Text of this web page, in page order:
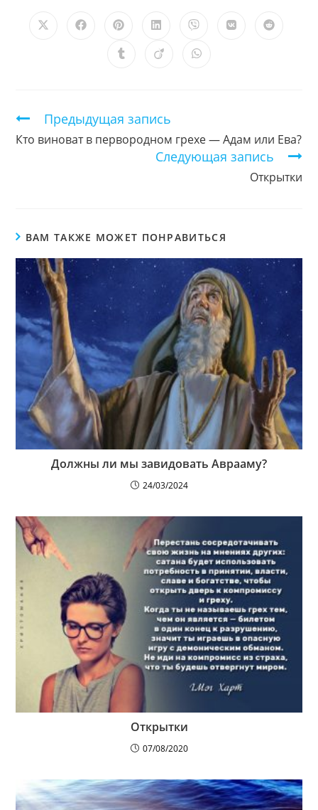
Открывается
Открывается
новом
Открывается
в
новом
Открывается
в
новом
Открывается
в
новом
Открывается
Открывается
ОткрываетсяОткрывается
Продолжить
чтение
Предыдущая запись
Кто виноват в первородном грехе — Адам или Ева?
Следующая запись
Открытки
ВАМ ТАКЖЕ МОЖЕТ ПОНРАВИТЬСЯ
Должны ли мы завидовать Аврааму?
24/03/2024
Открытки
07/08/2020